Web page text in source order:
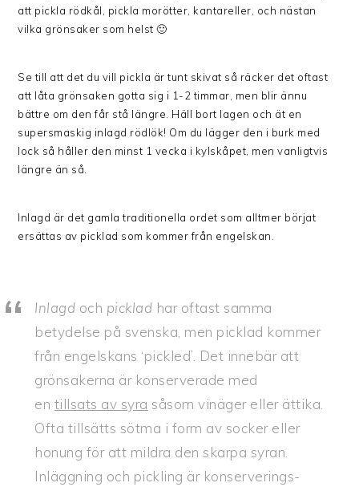
att pickla rödkål, pickla morötter, kantareller, och nästan
vilka grönsaker som helst 🙂
Se till att det du vill pickla är tunt skivat så räcker det oftast
att låta grönsaken gotta sig i 1-2 timmar, men blir ännu
bättre om den får stå längre. Häll bort lagen och ät en
supersmaskig inlagd rödlök! Om du lägger den i burk med
lock så håller den minst 1 vecka i kylskåpet, men vanligtvis
längre än så.
Inlagd är det gamla traditionella ordet som alltmer börjat
ersättas av picklad som kommer från engelskan.
Inlagd och picklad har oftast samma
betydelse på svenska, men picklad kommer
från engelskans ‘pickled’. Det innebär att
grönsakerna är konserverade med
en tillsats av syra såsom vinäger eller ättika.
Ofta tillsätts sötma i form av socker eller
honung för att mildra den skarpa syran.
Inläggning och pickling är konserverings-